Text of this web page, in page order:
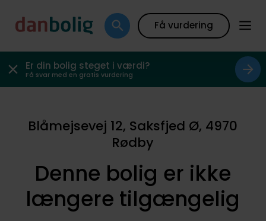
Få vurdering
Er din bolig steget i værdi?
Få svar med en gratis vurdering
Blåmejsevej 12, Saksfjed Ø, 4970
Rødby
Denne bolig er ikke
længere tilgængelig